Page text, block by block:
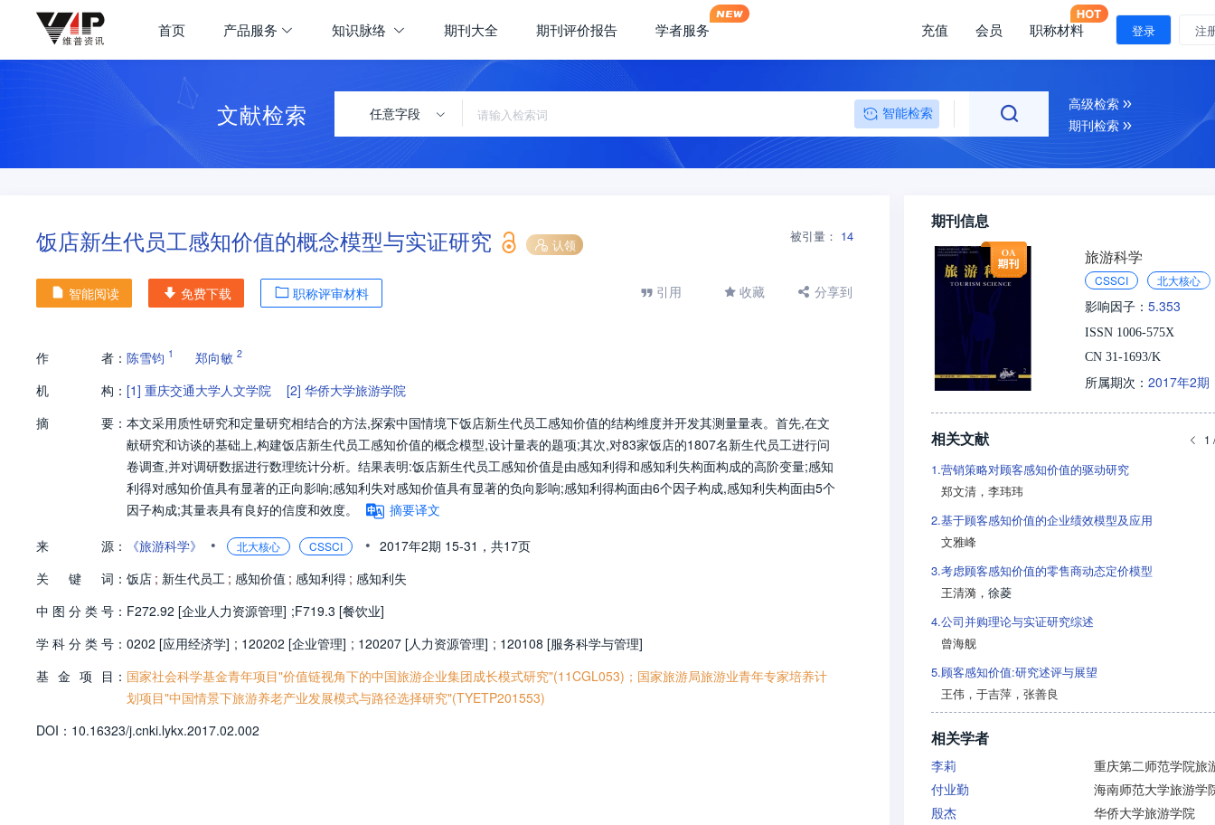
首页 产品服务 知识脉络 期刊大全 期刊评价报告 学者服务 充值 会员 职称材料 登录 注
文献检索 任意字段 智能检索
高级检索
期刊检索
饭店新生代员工感知价值的概念模型与实证研究 认领
被引量： 14
智能阅读 免费下载 职称评审材料 引用 收藏 分享到
作 者： 陈雪钧 1 郑向敏 2
机 构： [1] 重庆交通大学人文学院 [2] 华侨大学旅游学院
摘
要： 本文采用质性研究和定量研究相结合的方法,探索中国情境下饭店新生代员工感知价值的结构维度并开发其测量量表。首先,在文
献研究和访谈的基础上,构建饭店新生代员工感知价值的概念模型,设计量表的题项;其次,对83家饭店的1807名新生代员工进行问
卷调查,并对调研数据进行数理统计分析。结果表明:饭店新生代员工感知价值是由感知利得和感知利失构面构成的高阶变量;感知
利得对感知价值具有显著的正向影响;感知利失对感知价值具有显著的负向影响;感知利得构面由6个因子构成,感知利失构面由5个
因子构成;其量表具有良好的信度和效度。
摘要译文
来
源： 《旅游科学》 • 北大核心 CSSCI • 2017年2期 15-31， 共17页
关
键 词： 饭店 ; 新生代员工 ; 感知价值 ; 感知利得 ; 感知利失
中 图 分 类 号： F272.92 [企业人力资源管理] ;F719.3 [餐饮业]
学 科 分 类 号： 0202 [应用经济学] ; 120202 [企业管理] ; 120207 [人力资源管理] ; 120108 [服务科学与管理]
基 金 项 目： 国家社会科学基金青年项目"价值链视角下的中国旅游企业集团成长模式研究"(11CGL053)；国家旅游局旅游业青年专家培养计
划项目"中国情景下旅游养老产业发展模式与路径选择研究"(TYETP201553)
DOI： 10.16323/j.cnki.lykx.2017.02.002
期刊信息
旅游科学
CSSCI 北大核心
影响因子： 5.353
ISSN 1006-575X
CN 31-1693/K
所属期次： 2017年2期
相关文献 1
1.营销策略对顾客感知价值的驱动研究
郑文清 ， 李玮玮
2.基于顾客感知价值的企业绩效模型及应用
文雅峰
3.考虑顾客感知价值的零售商动态定价模型
王清漪 ， 徐菱
4.公司并购理论与实证研究综述
曾海舰
5.顾客感知价值:研究述评与展望
王伟 ， 于吉萍 ， 张善良
相关学者
李莉
付业勤
海南师范大学旅游学
殷杰
华侨大学旅游学院